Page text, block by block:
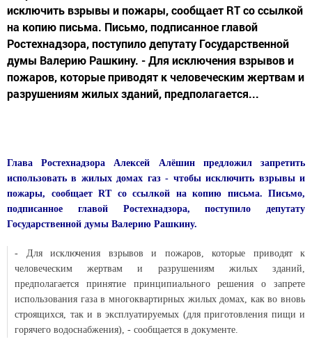
исключить взрывы и пожары, сообщает RT со ссылкой
на копию письма. Письмо, подписанное главой
Ростехнадзора, поступило депутату Государственной
думы Валерию Рашкину. - Для исключения взрывов и
пожаров, которые приводят к человеческим жертвам и
разрушениям жилых зданий, предполагается...
Глава Ростехнадзора Алексей Алёшин предложил запретить
использовать в жилых домах газ - чтобы исключить взрывы и
пожары, сообщает RT со ссылкой на копию письма. Письмо,
подписанное главой Ростехнадзора, поступило депутату
Государственной думы Валерию Рашкину.
- Для исключения взрывов и пожаров, которые приводят к
человеческим жертвам и разрушениям жилых зданий,
предполагается принятие принципиального решения о запрете
использования газа в многоквартирных жилых домах, как во вновь
строящихся, так и в эксплуатируемых (для приготовления пищи и
горячего водоснабжения), - сообщается в документе.